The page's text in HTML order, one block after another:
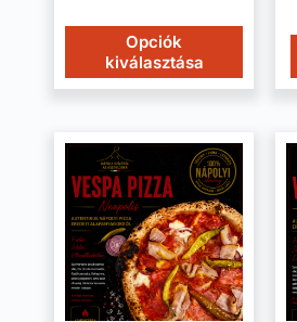
Opciók
kiválasztása